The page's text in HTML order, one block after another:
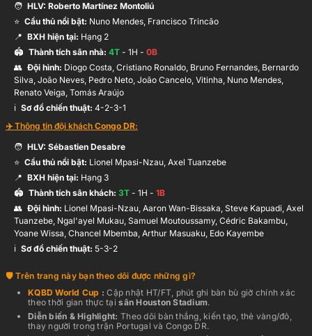
João Neves
Hỗ trợ:Pedro Neto
🧑 HLV: Roberto Martínez Montoliú
⭐ Cầu thủ nổi bật: Nuno Mendes, Francisco Trincão
📍 BXH hiện tại: Hạng 2
🏟️ Thành tích sân nhà: 4T - 1H - 0B
👥 Đội hình: Diogo Costa, Cristiano Ronaldo, Bruno Fernandes, Bernardo
Silva, João Neves, Pedro Neto, João Cancelo, Vitinha, Nuno Mendes,
Renato Veiga, Tomás Araújo
ℹ️️ Sơ đồ chiến thuật: 4-2-3-1
✈️ Thông tin đội khách Congo DR:
🧑 HLV: Sébastien Desabre
⭐ Cầu thủ nổi bật: Lionel Mpasi-Nzau, Axel Tuanzebe
📍 BXH hiện tại: Hạng 3
🏟️ Thành tích sân khách: 3T - 1H - 1B
👥 Đội hình: Lionel Mpasi-Nzau, Aaron Wan-Bissaka, Steve Kapuadi, Axel
Tuanzebe, Ngal'ayel Mukau, Samuel Moutoussamy, Cédric Bakambu,
Yoane Wissa, Chancel Mbemba, Arthur Masuaku, Edo Kayembe
ℹ️️ Sơ đồ chiến thuật: 5-3-2
Trên trang này bạn theo dõi được những gì?
KQBDWorld Cup : Cập nhật HT/FT, phút ghi bàn bù giờ chính xác
theo thời gian thực tạisânHouston Stadium.
Diễn biến & Highlight: Theo dõi bàn thắng, kiến tạo, thẻ vàng/đỏ,
thay người trong trận Portugal và Congo DR.